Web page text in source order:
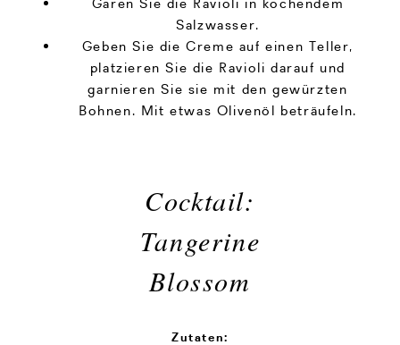
Salzwasser.
Geben Sie die Creme auf einen Teller,
platzieren Sie die Ravioli darauf und
garnieren Sie sie mit den gewürzten
Bohnen. Mit etwas Olivenöl beträufeln.
Cocktail:
Tangerine
Blossom
Zutaten: